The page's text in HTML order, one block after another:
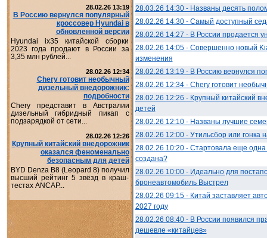
28.02.26 13:19
В Россию вернулся популярный
кроссовер Hyundai в
обновленной версии
Hyundai ix35 китайской сборки
2023 года продают в России за
3,35 млн рублей...
28.02.26 12:34
Chery готовит необычный
дизельный внедорожник:
подробности
Chery представит в Австралии
дизельный гибридный пикап с
подзарядкой от сети...
28.02.26 12:26
Крупный китайский внедорожник
оказался феноменально
безопасным для детей
BYD Denza B8 (Leopard 8) получил
высший рейтинг 5 звёзд в краш-
тестах ANCAP...
28.03.26 14:30 - Названы десять
28.02.26 14:30 - Самый доступный
28.02.26 14:27 - В России продается
28.02.26 14:05 - Совершенно новый
изменения
28.02.26 13:19 - В Россию вернулся
28.02.26 12:34 - Chery готовит
28.02.26 12:26 - Крупный китайский
детей
28.02.26 12:10 - Названы лучшие
28.02.26 12:00 - Утильсбор или
28.02.26 10:20 - Стартовала еще
создана?
28.02.26 10:00 - Идеально для
бронеавтомобиль Выстрел
28.02.26 09:15 - Китай заставляет
2027 году
28.02.26 08:40 - В России появился
дешевле «китайцев»